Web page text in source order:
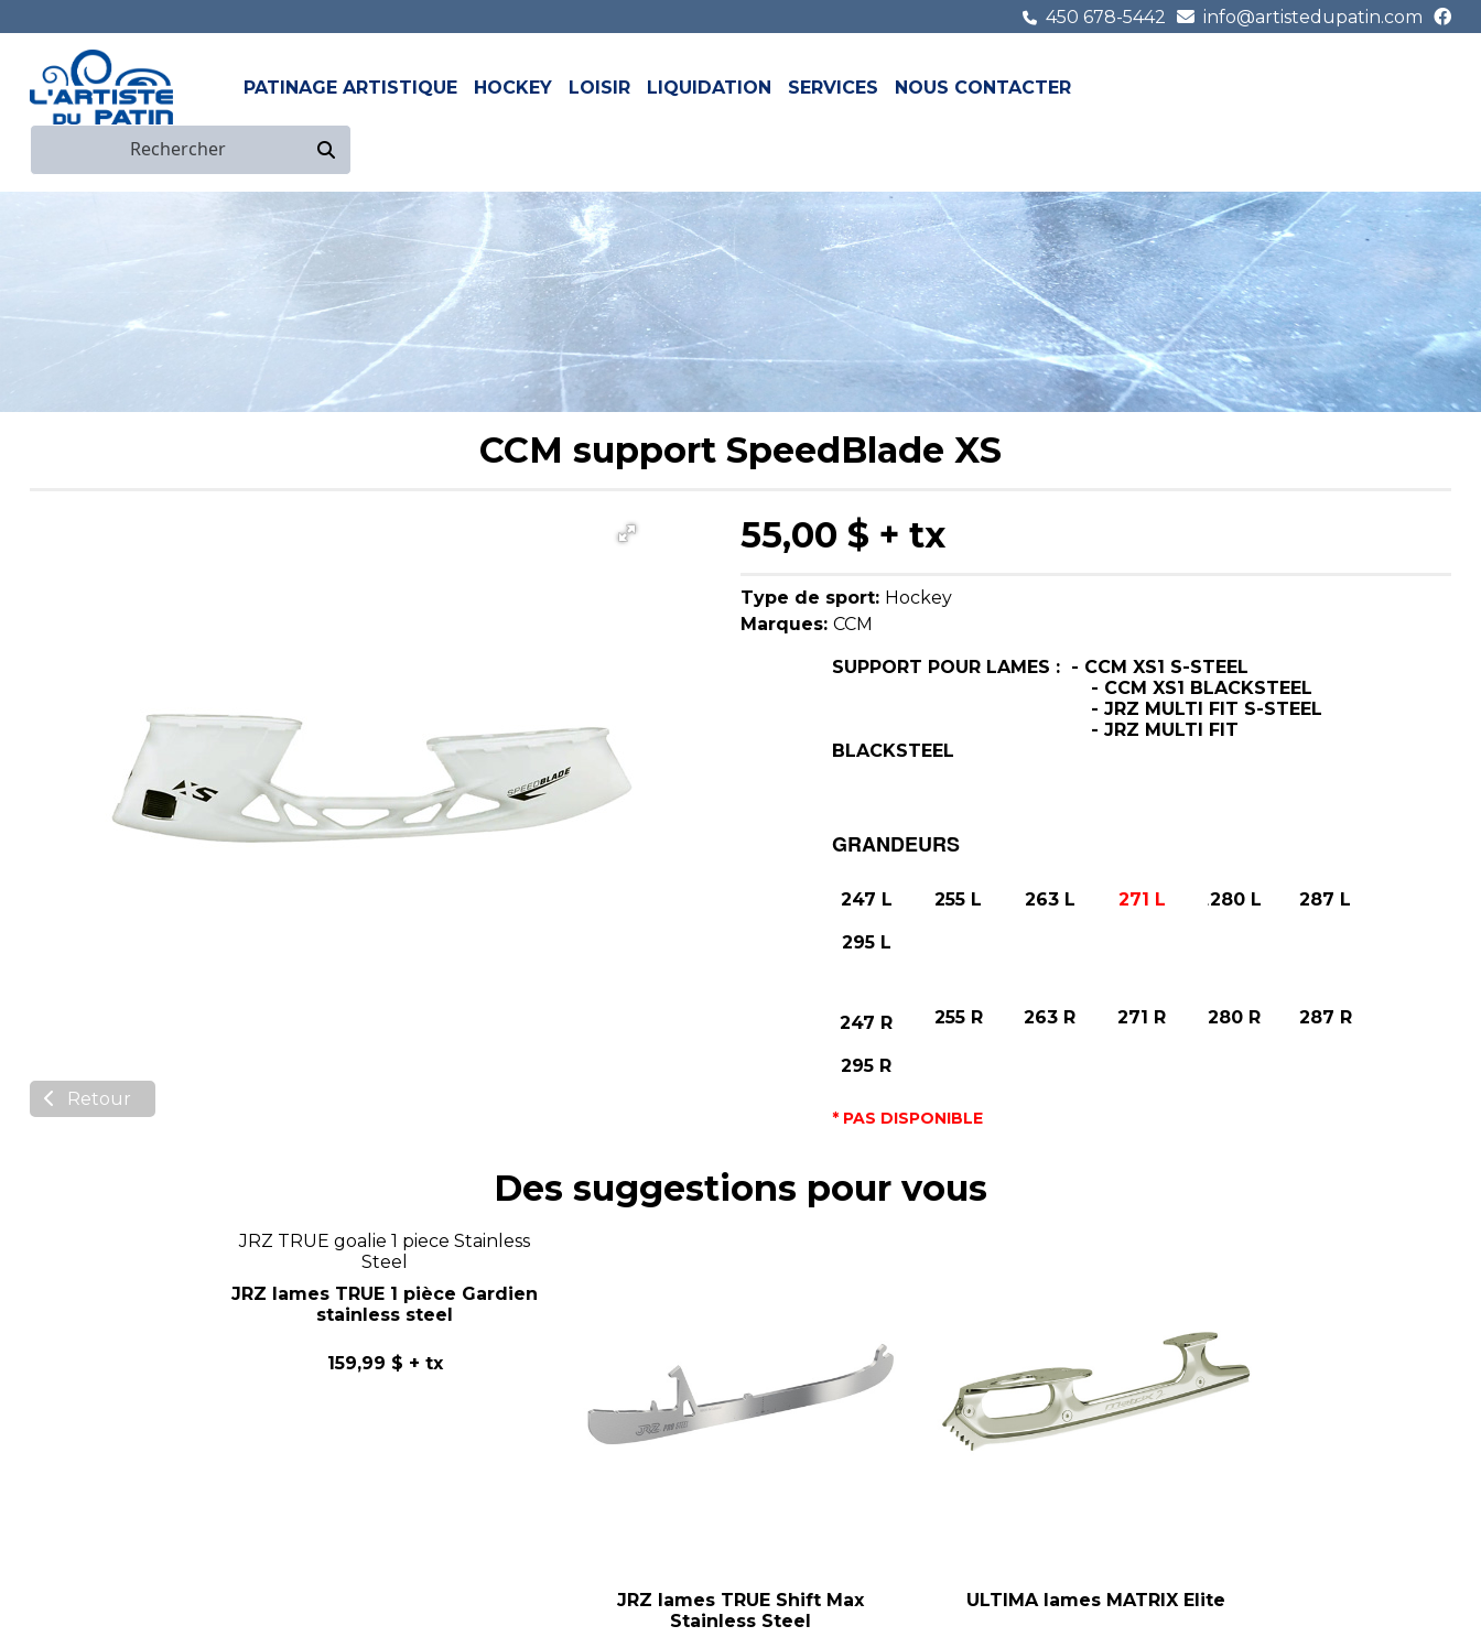
450 678-5442 info@artistedupatin.com
PATINAGE ARTISTIQUE HOCKEY LOISIR LIQUIDATION SERVICES NOUS CONTACTER
CCM support SpeedBlade XS
Retour
55,00 $ + tx
Type de sport: Hockey
Marques: CCM
SUPPORT POUR LAMES : - CCM XS1 S-STEEL
- CCM XS1 BLACKSTEEL
- JRZ MULTI FIT S-STEEL
- JRZ MULTI FIT
BLACKSTEEL
GRANDEURS
247 L
295 L
247 R
295 R
255 L
255 R
263 L
263 R
271 L
271 R
.280 L
280 R
287 L
287 R
* PAS DISPONIBLE
Des suggestions pour vous
JRZ TRUE goalie 1 piece Stainless
Steel
JRZ lames TRUE 1 pièce Gardien
stainless steel
159,99 $ + tx
JRZ lames TRUE Shift Max
Stainless Steel
ULTIMA lames MATRIX Elite